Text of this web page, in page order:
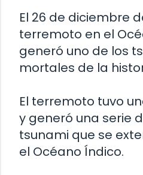
El 26 de diciembre
terremoto en el
generó uno de los
mortales de la
El terremoto tuvo
y generó una serie
tsunami que se
el Océano Índico.